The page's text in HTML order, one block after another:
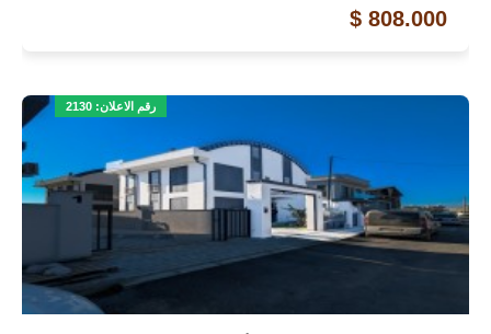
808.000 $
رقم الاعلان: 2130